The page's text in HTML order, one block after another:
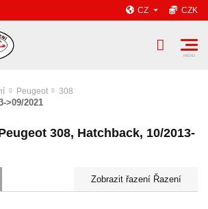
CZ CZK
Peugeot 308
>09/2021
308, Hatchback, 10/2013-
Řazení